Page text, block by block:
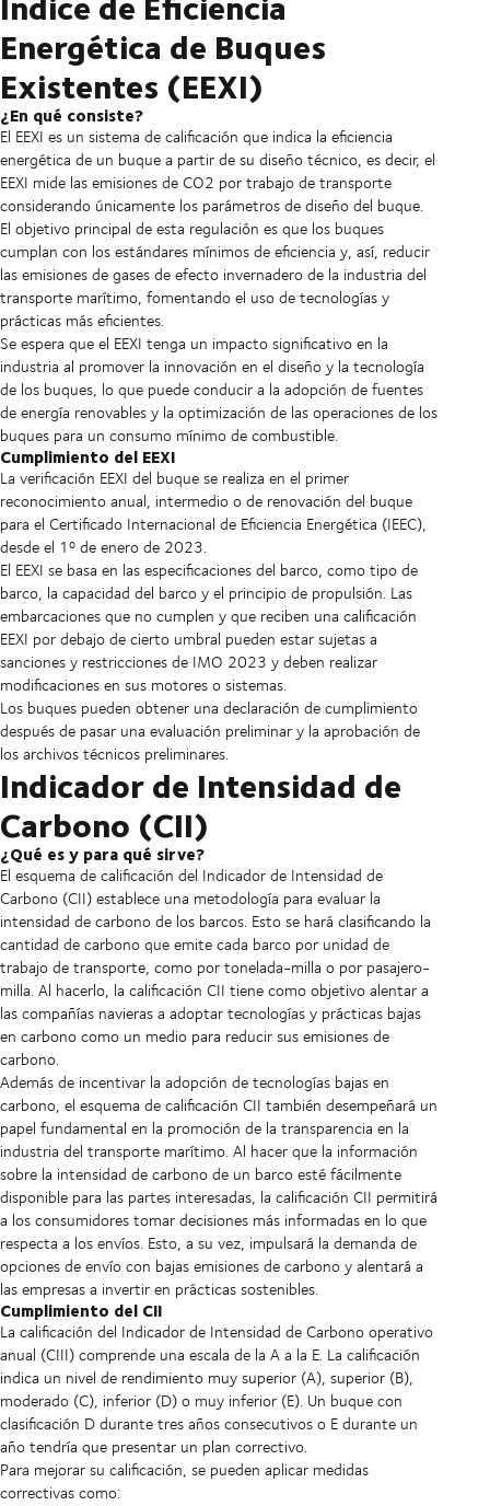
Energética de Buques
Existentes (EEXI)
¿En qué consiste?
El EEXI es un sistema de calificación que indica la eficiencia
energética de un buque a partir de su diseño técnico, es decir, el
EEXI mide las emisiones de CO2 por trabajo de transporte
considerando únicamente los parámetros de diseño del buque.
El objetivo principal de esta regulación es que los buques
cumplan con los estándares mínimos de eficiencia y, así, reducir
las emisiones de gases de efecto invernadero de la industria del
transporte marítimo, fomentando el uso de tecnologías y
prácticas más eficientes.
Se espera que el EEXI tenga un impacto significativo en la
industria al promover la innovación en el diseño y la tecnología
de los buques, lo que puede conducir a la adopción de fuentes
de energía renovables y la optimización de las operaciones de los
buques para un consumo mínimo de combustible.
Cumplimiento del EEXI
La verificación EEXI del buque se realiza en el primer
reconocimiento anual, intermedio o de renovación del buque
para el Certificado Internacional de Eficiencia Energética (IEEC),
desde el 1º de enero de 2023.
El EEXI se basa en las especificaciones del barco, como tipo de
barco, la capacidad del barco y el principio de propulsión. Las
embarcaciones que no cumplen y que reciben una calificación
EEXI por debajo de cierto umbral pueden estar sujetas a
sanciones y restricciones de IMO 2023 y deben realizar
modificaciones en sus motores o sistemas.
Los buques pueden obtener una declaración de cumplimiento
después de pasar una evaluación preliminar y la aprobación de
los archivos técnicos preliminares.
Indicador de Intensidad de
Carbono (CII)
¿Qué es y para qué sirve?
El esquema de calificación del Indicador de Intensidad de
Carbono (CII) establece una metodología para evaluar la
intensidad de carbono de los barcos. Esto se hará clasificando la
cantidad de carbono que emite cada barco por unidad de
trabajo de transporte, como por tonelada-milla o por pasajero-
milla. Al hacerlo, la calificación CII tiene como objetivo alentar a
las compañías navieras a adoptar tecnologías y prácticas bajas
en carbono como un medio para reducir sus emisiones de
carbono.
Además de incentivar la adopción de tecnologías bajas en
carbono, el esquema de calificación CII también desempeñará un
papel fundamental en la promoción de la transparencia en la
industria del transporte marítimo. Al hacer que la información
sobre la intensidad de carbono de un barco esté fácilmente
disponible para las partes interesadas, la calificación CII permitirá
a los consumidores tomar decisiones más informadas en lo que
respecta a los envíos. Esto, a su vez, impulsará la demanda de
opciones de envío con bajas emisiones de carbono y alentará a
las empresas a invertir en prácticas sostenibles.
Cumplimiento del CII
La calificación del Indicador de Intensidad de Carbono operativo
anual (CIII) comprende una escala de la A a la E. La calificación
indica un nivel de rendimiento muy superior (A), superior (B),
moderado (C), inferior (D) o muy inferior (E). Un buque con
clasificación D durante tres años consecutivos o E durante un
año tendría que presentar un plan correctivo.
Para mejorar su calificación, se pueden aplicar medidas
correctivas como: